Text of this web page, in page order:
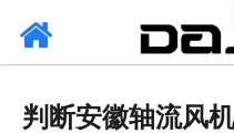
判断安徽轴流风